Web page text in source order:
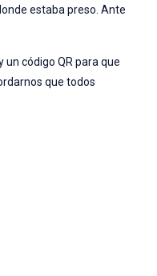
estaba preso. Ante
un código QR para que
que todos